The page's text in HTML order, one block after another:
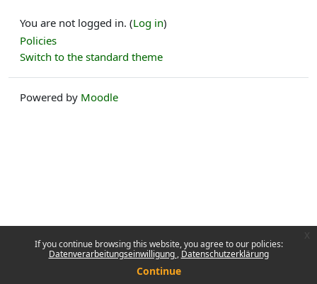
If you continue browsing this website, you agree to our policies:
Datenverarbeitungseinwilligung Datenschutzerklärung
Continue
You are not logged in. (Log in)
Policies
Switch to the standard theme
Powered by Moodle